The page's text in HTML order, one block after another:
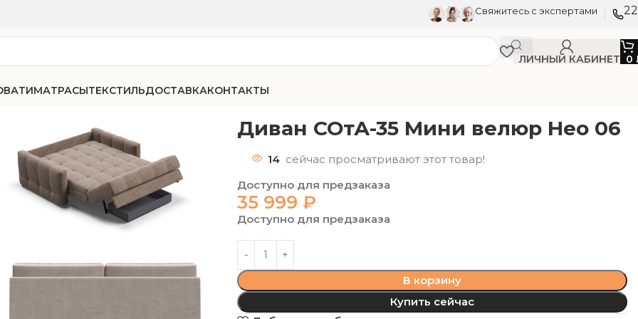
Свяжитесь с экспертами
ЛИЧНЫЙ КАБИНЕТ 0
МАТРАСЫТЕКСТИЛЬДОСТАВКАКОНТАКТЫ
Диван СОтА-35 Мини велюр Нео 06
14 сейчас просматривают этот товар!
Доступно для предзаказа
35 999₽
Доступно для предзаказа
В корзину
Купить сейчас